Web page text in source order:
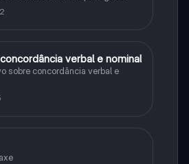
verbal e nominal
sobre concordância verbal e